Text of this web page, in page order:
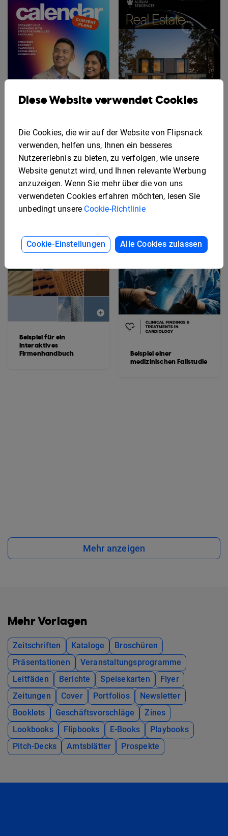
Beispiel für einen
Inhaltskalender
Beispiel für ein
interaktives
Firmenhandbuch
Beispiel für eine
interaktive
Immobilienbroschüre
Beispiel einer
medizinischen Fallstudie
Mehr anzeigen
Mehr Vorlagen
Zeitschriften Kataloge
Broschüren
Präsentationen
Veranstaltungsprogramme
Leitfäden
Berichte Speisekarten
Flyer
Zeitungen
Cover Portfolios
Newsletter
Booklets
Geschäftsvorschläge
Zines
Lookbooks
Flipbooks E-Books
Playbooks
Pitch-Decks
Amtsblätter Prospekte
Diese Website verwendet Cookies
Die Cookies, die wir auf der Website von Flipsnack
verwenden, helfen uns, Ihnen ein besseres
Nutzererlebnis zu bieten, zu verfolgen, wie unsere
Website genutzt wird, und Ihnen relevante Werbung
anzuzeigen. Wenn Sie mehr über die von uns
verwendeten Cookies erfahren möchten, lesen Sie
unbedingt unsere Cookie-Richtlinie
Cookie-Einstellungen Alle Cookies zulassen